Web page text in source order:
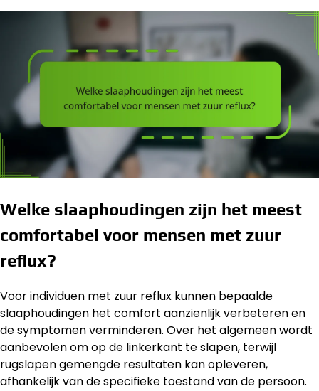
Welke slaaphoudingen zijn het meest
comfortabel voor mensen met zuur
reflux?
Voor individuen met zuur reflux kunnen bepaalde
slaaphoudingen het comfort aanzienlijk verbeteren en
de symptomen verminderen. Over het algemeen wordt
aanbevolen om op de linkerkant te slapen, terwijl
rugslapen gemengde resultaten kan opleveren,
afhankelijk van de specifieke toestand van de persoon.